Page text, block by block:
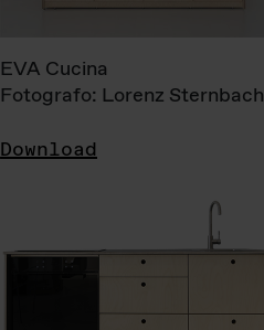
EVA Cucina
Fotografo: Lorenz Sternbach
Download